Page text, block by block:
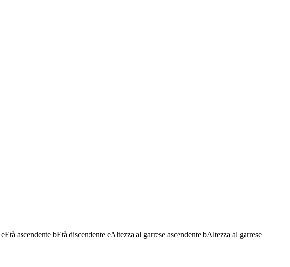
eEtà ascendente bEtà discendente eAltezza al garrese ascendente bAltezza al garrese